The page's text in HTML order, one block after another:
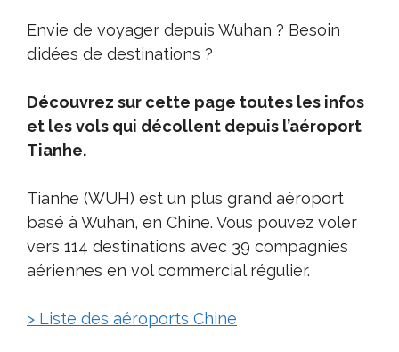
Envie de voyager depuis Wuhan ? Besoin
d’idées de destinations ?
Découvrez sur cette page toutes les infos
et les vols qui décollent depuis l’aéroport
Tianhe.
Tianhe (WUH) est un plus grand aéroport
basé à Wuhan, en Chine. Vous pouvez voler
vers 114 destinations avec 39 compagnies
aériennes en vol commercial régulier.
> Liste des aéroports Chine